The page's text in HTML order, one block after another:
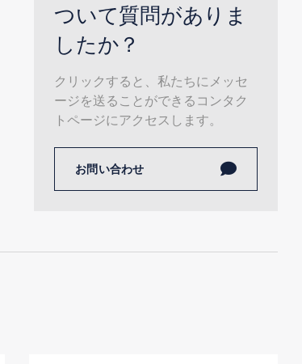
ついて質問がありま
したか？
クリックすると、私たちにメッセ
ージを送ることができるコンタク
トページにアクセスします。
お問い合わせ